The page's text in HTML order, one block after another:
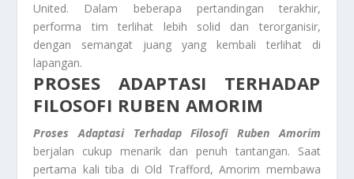
United. Dalam beberapa pertandingan terakhir,
performa tim terlihat lebih solid dan terorganisir,
dengan semangat juang yang kembali terlihat di
lapangan.
PROSES ADAPTASI TERHADAP
FILOSOFI RUBEN AMORIM
Proses Adaptasi Terhadap Filosofi Ruben Amorim
berjalan cukup menarik dan penuh tantangan. Saat
pertama kali tiba di Old Trafford, Amorim membawa